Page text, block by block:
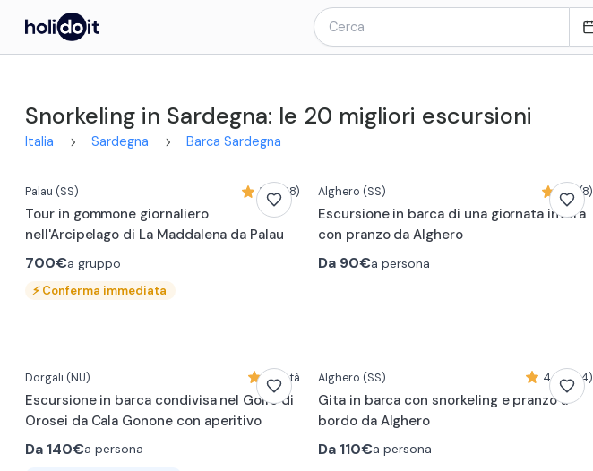
Snorkeling in Sardegna: le 20 migliori escursioni
Italia Sardegna Barca Sardegna
Palau (SS) 5,0 (28)
Tour in gommone giornaliero
nell'Arcipelago di La Maddalena da Palau
700€a gruppo
⚡Conferma immediata
Alghero (SS) 5,0 (8)
Escursione in barca di una giornata intera
con pranzo da Alghero
Da 90€a persona
Dorgali (NU) Novità
Escursione in barca condivisa nel Golfo di
Orosei da Cala Gonone con aperitivo
Da 140€a persona
Alghero (SS) 4,8 (264)
Gita in barca con snorkeling e pranzo a
bordo da Alghero
Da 110€a persona